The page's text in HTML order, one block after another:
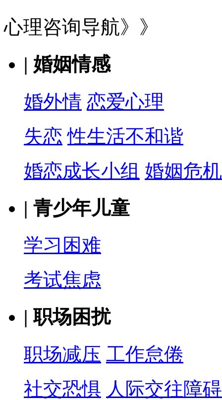
心理咨询导航》》
| 婚姻情感
婚外情 恋爱心理
失恋 性生活不和谐
婚恋成长小组 婚姻危机
| 青少年儿童
学习困难
考试焦虑
| 职场困扰
职场减压 工作怠倦
社交恐惧 人际交往障碍